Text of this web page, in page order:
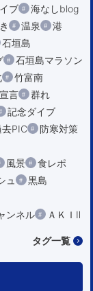
ブ
海なしblog
温泉
港
石垣島
石垣島マラソン
竹富南
言
群れ
記念ダイブ
去PIC
防寒対策
風景
食レポ
ュ
黒島
ンネル ＡＫＩⅡ
タグ一覧